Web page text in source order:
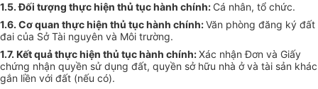
1.5. Đối tượng thực hiện thủ tục hành chính: Cá nhân, tổ chức.
1.6. Cơ quan thực hiện thủ tục hành chính:Văn phòng đăng ký đất
đai của Sở Tài nguyên và Môi trường.
1.7. Kết quả thực hiện thủ tục hành chính:Xác nhận Đơn và Giấy
chứng nhận quyền sử dụng đất, quyền sở hữu nhà ở và tài sản khác
gắn liền với đất (nếu có).